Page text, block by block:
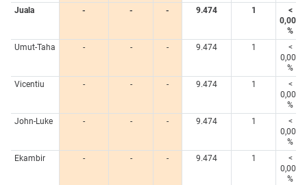
Juala
- - - 9.474 1
<
0,005
%
Umut-Taha
- - - 9.474 1
<
0,005
%
Vicentiu
- - - 9.474 1
<
0,005
%
John-Luke
- - - 9.474 1
<
0,005
%
Ekambir
- - - 9.474 1
<
0,005
%